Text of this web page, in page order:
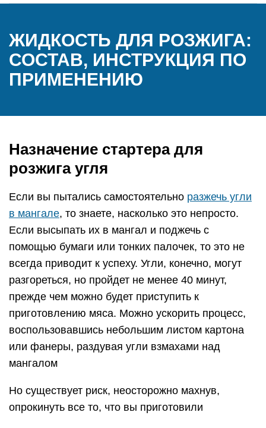
ЖИДКОСТЬ ДЛЯ РОЗЖИГА:
СОСТАВ, ИНСТРУКЦИЯ ПО
ПРИМЕНЕНИЮ
Назначение стартера для
розжига угля
Если вы пытались самостоятельно разжечь угли
в мангале, то знаете, насколько это непросто.
Если высыпать их в мангал и поджечь с
помощью бумаги или тонких палочек, то это не
всегда приводит к успеху. Угли, конечно, могут
разгореться, но пройдет не менее 40 минут,
прежде чем можно будет приступить к
приготовлению мяса. Можно ускорить процесс,
воспользовавшись небольшим листом картона
или фанеры, раздувая угли взмахами над
мангалом
Но существует риск, неосторожно махнув,
опрокинуть все то, что вы приготовили